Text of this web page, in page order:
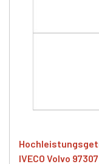
IVECO Volvo